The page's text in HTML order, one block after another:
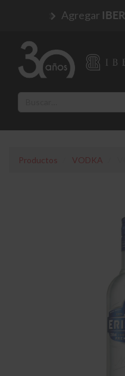
Agregar IBER
Productos VODKA